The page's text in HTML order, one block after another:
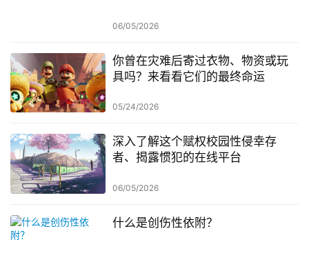
06/05/2026
你曾在灾难后寄过衣物、物资或玩
具吗？来看看它们的最终命运
05/24/2026
深入了解这个赋权校园性侵幸存
者、揭露惯犯的在线平台
06/05/2026
什么是创伤性依附？